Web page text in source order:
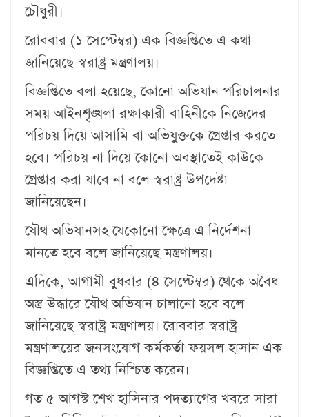
চৌধুরী।
রোববার (১ সেপ্টেম্বর) এক বিজ্ঞপ্তিতে এ কথা
জানিয়েছে স্বরাষ্ট্র মন্ত্রণালয়।
বিজ্ঞপ্তিতে বলা হয়েছে, কোনো অভিযান পরিচালনার
সময় আইনশৃঙ্খলা রক্ষাকারী বাহিনীকে নিজেদের
পরিচয় দিয়ে আসামি বা অভিযুক্তকে গ্রেপ্তার করতে
হবে। পরিচয় না দিয়ে কোনো অবস্থাতেই কাউকে
গ্রেপ্তার করা যাবে না বলে স্বরাষ্ট্র উপদেষ্টা
জানিয়েছেন।
যৌথ অভিযানসহ যেকোনো ক্ষেত্রে এ নির্দেশনা
মানতে হবে বলে জানিয়েছে মন্ত্রণালয়।
এদিকে, আগামী বুধবার (৪ সেপ্টেম্বর) থেকে অবৈধ
অস্ত্র উদ্ধারে যৌথ অভিযান চালানো হবে বলে
জানিয়েছে স্বরাষ্ট্র মন্ত্রণালয়। রোববার স্বরাষ্ট্র
মন্ত্রণালয়ের জনসংযোগ কর্মকর্তা ফয়সল হাসান এক
বিজ্ঞপ্তিতে এ তথ্য নিশ্চিত করেন।
গত ৫ আগস্ট শেখ হাসিনার পদত্যাগের খবরে সারা